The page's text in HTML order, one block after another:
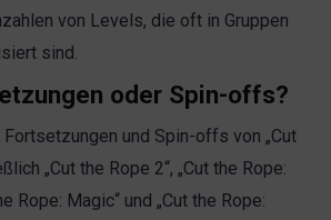
von Levels, die oft in Gruppen
sind.
oder Spin-offs?
und Spin-offs von „Cut
„Cut the Rope 2“, „Cut the Rope:
Rope: Magic“ und „Cut the Rope: